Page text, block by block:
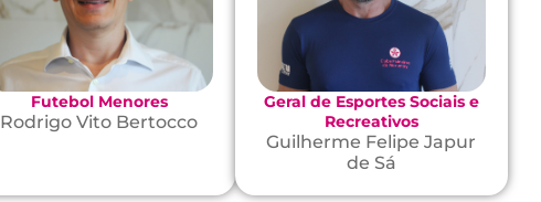
Futebol Menores
Rodrigo Vito Bertocco
Geral de Esportes Sociais e
Recreativos
Guilherme Felipe Japur
de Sá